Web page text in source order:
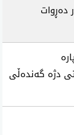
دەڕوات
دژە گەندەڵی